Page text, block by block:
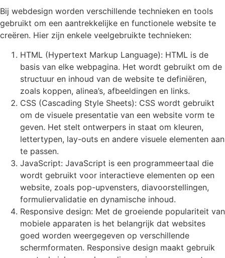
Bij webdesign worden verschillende technieken en tools
gebruikt om een aantrekkelijke en functionele website te
creëren. Hier zijn enkele veelgebruikte technieken:
HTML (Hypertext Markup Language): HTML is de
basis van elke webpagina. Het wordt gebruikt om de
structuur en inhoud van de website te definiëren,
zoals koppen, alinea’s, afbeeldingen en links.
CSS (Cascading Style Sheets): CSS wordt gebruikt
om de visuele presentatie van een website vorm te
geven. Het stelt ontwerpers in staat om kleuren,
lettertypen, lay-outs en andere visuele elementen aan
te passen.
JavaScript: JavaScript is een programmeertaal die
wordt gebruikt voor interactieve elementen op een
website, zoals pop-upvensters, diavoorstellingen,
formuliervalidatie en dynamische inhoud.
Responsive design: Met de groeiende populariteit van
mobiele apparaten is het belangrijk dat websites
goed worden weergegeven op verschillende
schermformaten. Responsive design maakt gebruik